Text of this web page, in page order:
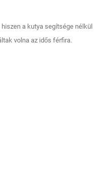
a kutya segítsége nélkül
volna az idős férfira.